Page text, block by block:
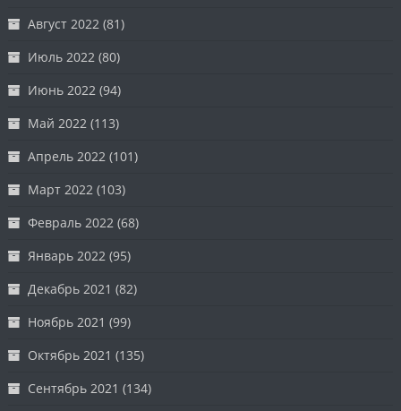
Август 2022 (81)
Июль 2022 (80)
Июнь 2022 (94)
Май 2022 (113)
Апрель 2022 (101)
Март 2022 (103)
Февраль 2022 (68)
Январь 2022 (95)
Декабрь 2021 (82)
Ноябрь 2021 (99)
Октябрь 2021 (135)
Сентябрь 2021 (134)